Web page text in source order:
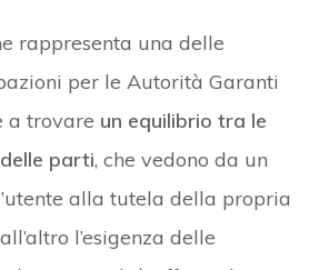
rappresenta una delle
per le Autorità Garanti
a trovare un equilibrio tra le
parti, che vedono da un
alla tutela della propria
l’esigenza delle